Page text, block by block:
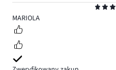
5
MARIOLA